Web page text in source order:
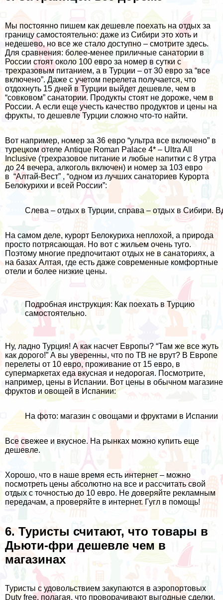
Мы постоянно пишем как дешевле поехать на отдых за
границу самостоятельно: даже из Сибири это хоть и
недешево, но все же стало доступно – смотрите здесь.
Для сравнения: более-менее приличные санатории в
России стоят около 100 евро за номер в сутки с
трехразовым питанием, а в Турции – от 30 евро за “все
включено”. Даже с учетом перелета получается, что
отдохнуть 15 дней в Турции выйдет дешевле, чем в
“совковом” санатории. Продукты стоят не дороже, чем в
России. А если еще учесть качество продуктов и цены на
фрукты, то дешевле Турции сложно что-то найти.
Вот например, номер за 36 евро “ультра все включено” в
турецком отеле Antique Roman Palace 4* – Ultra All
Inclusive (трехразовое питание и любые напитки с 8 утра
до 24 вечера, алкоголь включен) и номер за 103 евро
в “Алтай-Вест” , “одном из лучших санаториев Курорта
Белокурихи и всей России”:
Слева – отдых в Турции, справа – отдых в Сибири.
На самом деле, курорт Белокуриха неплохой, а природа
просто потрясающая. Но вот с жильем очень туго.
Поэтому многие предпочитают отдых не в санаториях, а
набазах Алтая, где есть даже современные комфортные
отели и более низкие цены.
Подробная инструкция: Как поехать в Турцию
самостоятельно.
Ну, ладно Турция! А как насчет Европы? “Там же все жуть
как дорого!” А вы уверенны, что по ТВ не врут? В Европе
перелеты от 10 евро, проживание от 15 евро, в
супермаркетах еда вкусная и недорогая. Посмотрите,
например, цены в Испании. Вот цены в обычном магазине
фруктов и овощей в Испании:
На фото: магазин с овощами и фруктами в Испании
Все свежее и вкусное. На рынках можно купить еще
дешевле.
Хорошо, что в наше время есть интернет – можно
посмотреть цены абсолютно на все и рассчитать свой
отдых с точностью до 10 евро. Не доверяйте рекламным
передачам, а проверяйте в интернет. Гугл в помощь!
6. Туристы считают, что товары в
Дьюти-фри дешевле чем в
магазинах
Туристы с удовольствием закупаются в аэропортовых
Duty free, полагая, что проворачивают выгодные сделки.